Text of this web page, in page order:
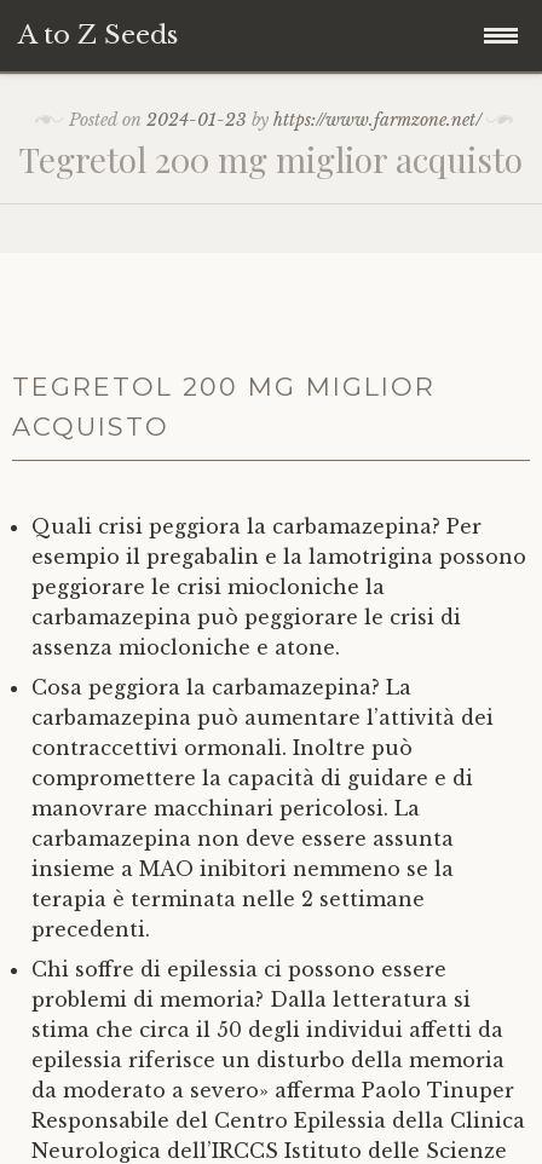
A to Z Seeds
content
HomePosted on 2024-01-23 by https://www.farmzone.net/
Tegretol 200 mg miglior acquisto
TEGRETOL 200 MG MIGLIOR
ACQUISTO
Quali crisi peggiora la carbamazepina? Per
esempio il pregabalin e la lamotrigina possono
peggiorare le crisi miocloniche la
carbamazepina può peggiorare le crisi di
assenza miocloniche e atone.
Cosa peggiora la carbamazepina? La
carbamazepina può aumentare l’attività dei
contraccettivi ormonali. Inoltre può
compromettere la capacità di guidare e di
manovrare macchinari pericolosi. La
carbamazepina non deve essere assunta
insieme a MAO inibitori nemmeno se la
terapia è terminata nelle 2 settimane
precedenti.
Chi soffre di epilessia ci possono essere
problemi di memoria? Dalla letteratura si
stima che circa il 50 degli individui affetti da
epilessia riferisce un disturbo della memoria
da moderato a severo» afferma Paolo Tinuper
Responsabile del Centro Epilessia della Clinica
Neurologica dell’IRCCS Istituto delle Scienze